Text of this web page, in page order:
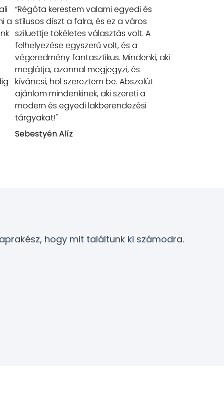
a
“Régóta kerestem valami egyedi és
stílusos díszt a falra, és ez a város
sziluettje tökéletes választás volt. A
felhelyezése egyszerű volt, és a
végeredmény fantasztikus. Mindenki, aki
meglátja, azonnal megjegyzi, és
kíváncsi, hol szereztem be. Abszolút
ajánlom mindenkinek, aki szereti a
modern és egyedi lakberendezési
tárgyakat!"
Sebestyén Alíz
hogy mit találtunk ki számodra.